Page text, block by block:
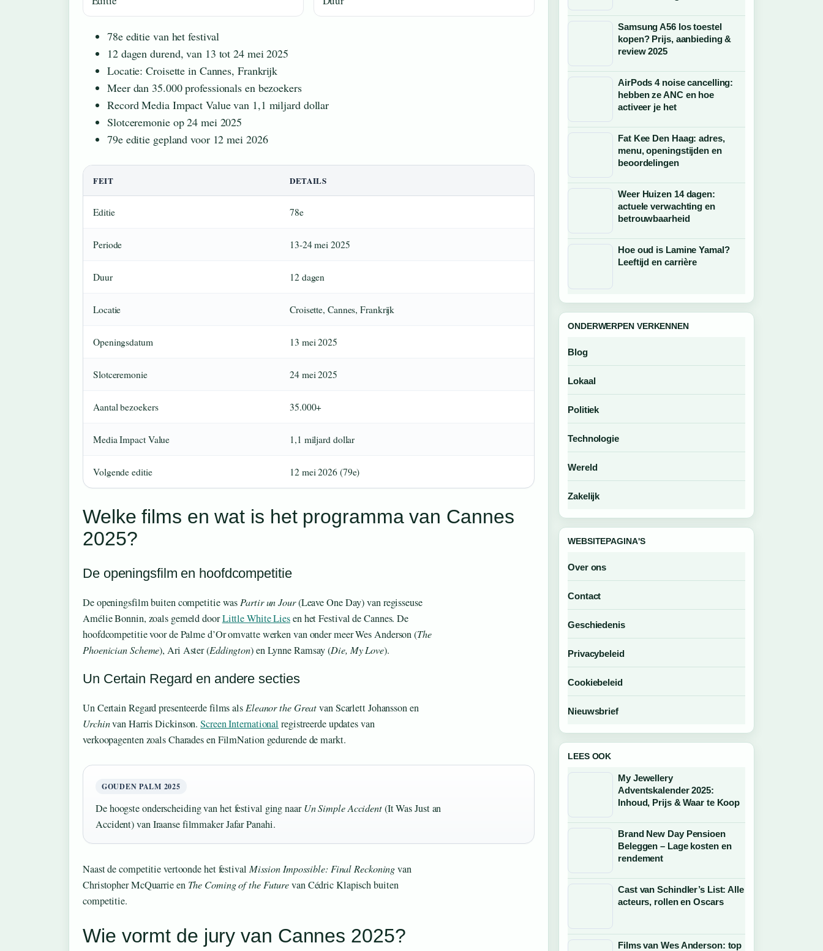
78e editie van het festival
12 dagen durend, van 13 tot 24 mei 2025
Locatie: Croisette in Cannes, Frankrijk
Meer dan 35.000 professionals en bezoekers
Record Media Impact Value van 1,1 miljard dollar
Slotceremonie op 24 mei 2025
79e editie gepland voor 12 mei 2026
FEIT DETAILS
Editie 78e
Periode 13-24 mei 2025
Duur 12 dagen
Locatie Croisette, Cannes, Frankrijk
Openingsdatum 13 mei 2025
Slotceremonie 24 mei 2025
Aantal bezoekers 35.000+
Media Impact Value 1,1 miljard dollar
Volgende editie 12 mei 2026 (79e)
Welke films en wat is het programma van Cannes
2025?
De openingsfilm en hoofdcompetitie
De openingsfilm buiten competitie wasPartir un Jour(Leave One Day) van regisseuse
Amélie Bonnin, zoals gemeld doorLittle White Liesen het Festival de Cannes. De
hoofdcompetitie voor de Palme d’Or omvatte werken van onder meer Wes Anderson (The
Phoenician Scheme), Ari Aster (Eddington) en Lynne Ramsay (Die, My Love).
Un Certain Regard en andere secties
Un Certain Regard presenteerde films als Eleanor the Greatvan Scarlett Johansson en
Urchinvan Harris Dickinson.Screen International registreerde updates van
verkoopagenten zoals Charades en FilmNation gedurende de markt.
GOUDEN PALM 2025
De hoogste onderscheiding van het festival ging naarUn Simple Accident(It Was Just an
Accident) van Iraanse filmmaker Jafar Panahi.
Naast de competitie vertoonde het festival Mission Impossible: Final Reckoningvan
Christopher McQuarrie en The Coming of the Futurevan Cédric Klapisch buiten
competitie.
Wie vormt de jury van Cannes 2025?
Samsung A56 los toestel
kopen? Prijs, aanbieding &
review 2025
AirPods 4 noise cancelling:
hebben ze ANC en hoe
activeer je het
Fat Kee Den Haag: adres,
menu, openingstijden en
beoordelingen
Weer Huizen 14 dagen:
actuele verwachting en
betrouwbaarheid
Hoe oud is Lamine Yamal?
Leeftijd en carrière
ONDERWERPEN VERKENNEN
Blog
Lokaal
Politiek
Technologie
Wereld
Zakelijk
WEBSITEPAGINA'S
Over ons
Contact
Geschiedenis
Privacybeleid
Cookiebeleid
Nieuwsbrief
LEES OOK
My Jewellery
Adventskalender 2025:
Inhoud, Prijs & Waar te Koop
Brand New Day Pensioen
Beleggen – Lage kosten en
rendement
Cast van Schindler’s List: Alle
acteurs, rollen en Oscars
Films van Wes Anderson: top